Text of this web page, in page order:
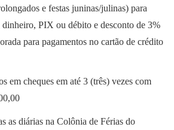
e festas juninas/julinas) para
dinheiro, PIX ou débito e desconto de 3%
para pagamentos no cartão de crédito
em cheques em até 3 (três) vezes com
as diárias na Colônia de Férias do